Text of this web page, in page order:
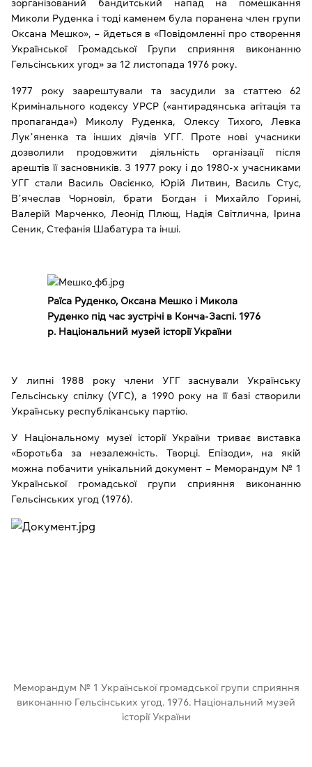
зорганізований бандитський напад на помешкання
Миколи Руденка і тоді каменем була поранена член групи
Оксана Мешко», – йдеться в «Повідомленні про створення
Української Громадської Групи сприяння виконанню
Гельсінських угод» за 12 листопада 1976 року.
1977 року заарештували та засудили за статтею 62
Кримінального кодексу УРСР («антирадянська агітація та
пропаганда») Миколу Руденка, Олексу Тихого, Левка
Лукʼяненка та інших діячів УГГ. Проте нові учасники
дозволили продовжити діяльність організації після
арештів її засновників. З 1977 року і до 1980-х учасниками
УГГ стали Василь Овсієнко, Юрій Литвин, Василь Стус,
Вʼячеслав Чорновіл, брати Богдан і Михайло Горині,
Валерій Марченко, Леонід Плющ, Надія Світлична, Ірина
Сеник, Стефанія Шабатура та інші.
Раїса Руденко, Оксана Мешко і Микола
Руденко під час зустрічі в Конча-Заспі. 1976
р. Національний музей історії України
У липні 1988 року члени УГГ заснували Українську
Гельсінську спілку (УГС), а 1990 року на її базі створили
Українську республіканську партію.
У Національному музеї історії України триває виставка
«Боротьба за незалежність. Творці. Епізоди», на якій
можна побачити унікальний документ – Меморандум № 1
Української громадської групи сприяння виконанню
Гельсінських угод (1976).
Меморандум № 1 Української громадської групи сприяння
виконанню Гельсінських угод. 1976. Національний музей
історії України